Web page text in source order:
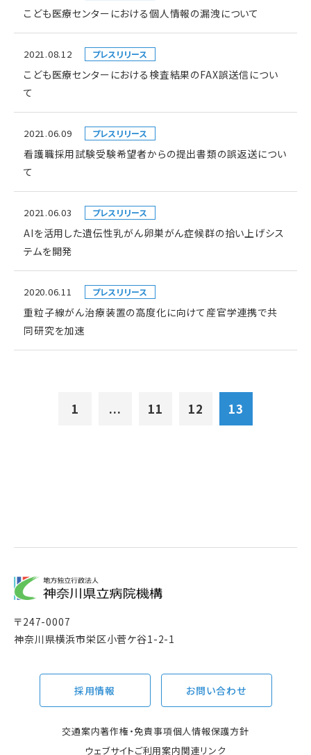
こども医療センターにおける個人情報の漏洩について
2021.08.12 プレスリリース
こども医療センターにおける検査結果のFAX誤送信につい
て
2021.06.09 プレスリリース
看護職採用試験受験希望者からの提出書類の誤返送につい
て
2021.06.03 プレスリリース
AIを活用した遺伝性乳がん卵巣がん症候群の拾い上げシス
テムを開発
2020.06.11 プレスリリース
重粒子線がん治療装置の高度化に向けて産官学連携で共
同研究を加速
1 ... 11 12 13
〒247-0007
神奈川県横浜市栄区小菅ケ谷1-2-1
採用情報 お問い合わせ
交通案内著作権・免責事項個人情報保護方針
ウェブサイトご利用案内関連リンク